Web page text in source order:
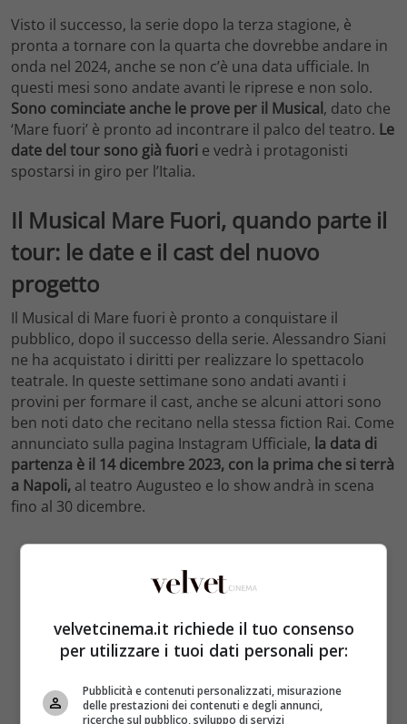
Visto il successo, la serie dopo la terza stagione, è
pronta a tornare con la quarta che dovrebbe andare in
onda nel 2024, anche se non c’è una data ufficiale. In
questi mesi sono andate avanti le riprese e non solo.
Sono cominciate anche le prove per il Musical, dato che
‘Mare fuori’ è pronto ad incontrare il palco del teatro. Le
date del tour sono già fuori e vedrà i protagonisti
spostarsi in giro per l’Italia.
Il Musical Mare Fuori, quando parte il
tour: le date e il cast del nuovo
progetto
Il Musical di Mare fuori è pronto a conquistare il
pubblico, dopo il successo della serie. Alessandro Siani
ne ha acquistato i diritti per realizzare lo spettacolo
teatrale. In queste settimane sono andati avanti i
provini per formare il cast, anche se alcuni attori sono
ben noti dato che recitano nella stessa fiction Rai. Come
annunciato sulla pagina Instagram Ufficiale, la data di
partenza è il 14 dicembre 2023, con la prima che si terrà
a Napoli, al teatro Augusteo e lo show andrà in scena
fino al 30 dicembre.
velvetcinema.it richiede il tuo consenso
per utilizzare i tuoi dati personali per:
Pubblicità e contenuti personalizzati, misurazione
delle prestazioni dei contenuti e degli annunci,
ricerche sul pubblico, sviluppo di servizi